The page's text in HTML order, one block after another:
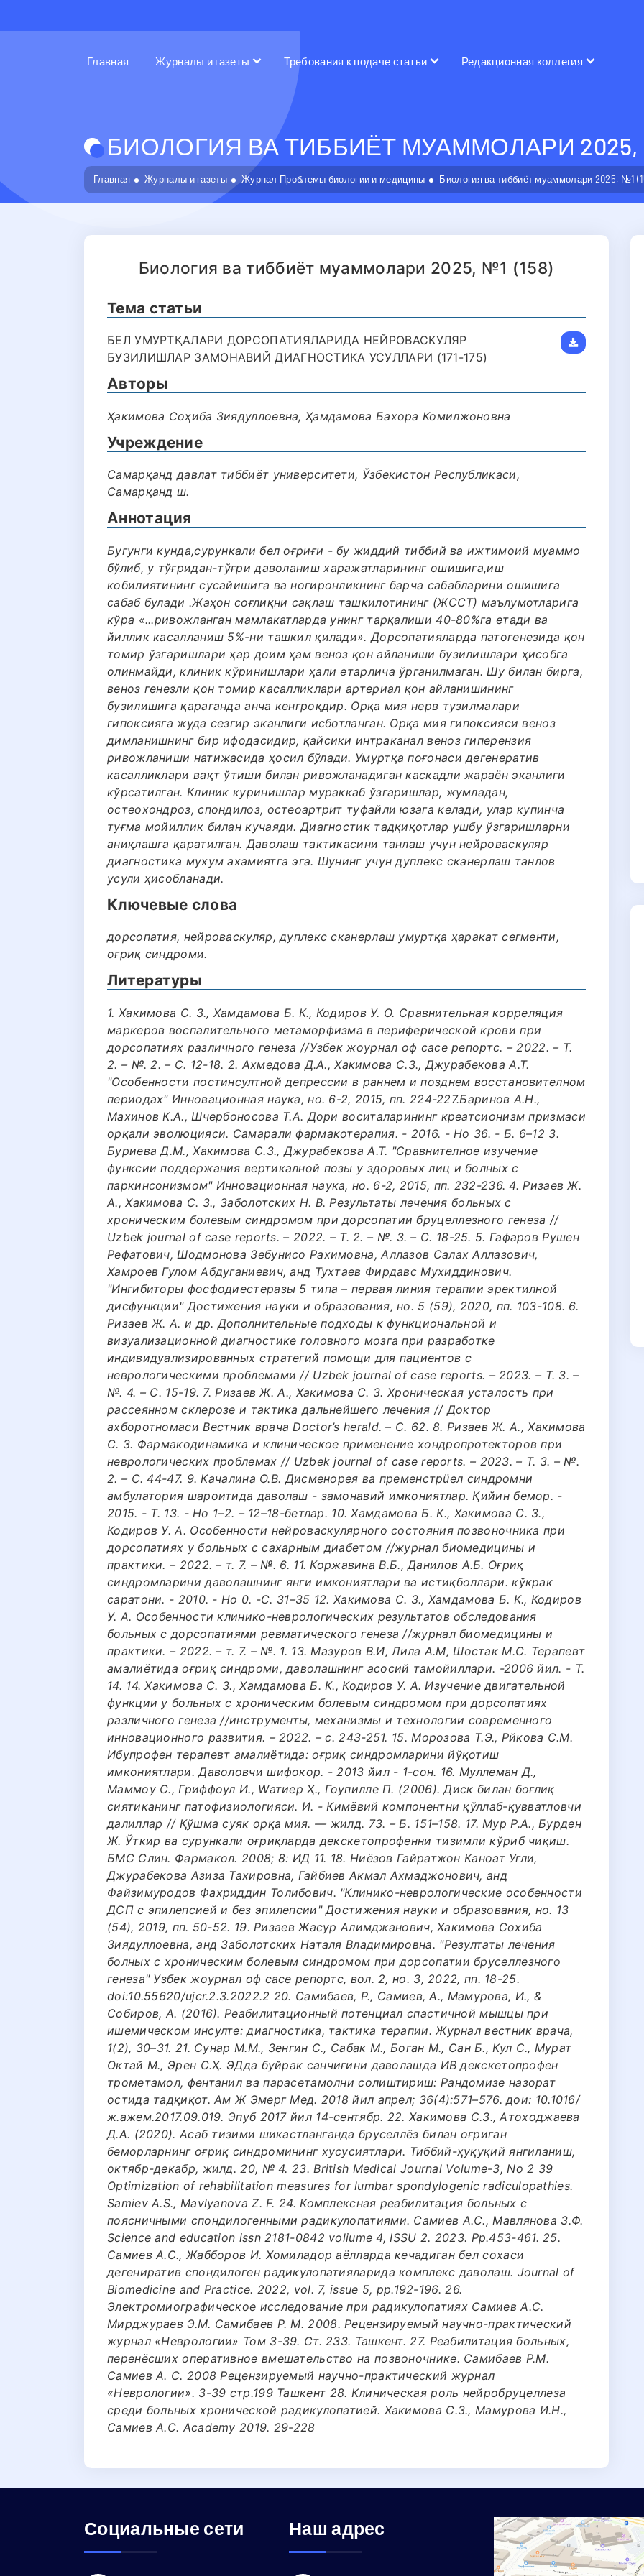
Главная Журналы и газеты Требования к подаче статьи Редакционная коллегия
БИОЛОГИЯ ВА ТИББИЁТ МУАММОЛАРИ 2025,
Главная Журналы и газеты Журнал Проблемы биологии и медицины Биология ва тиббиёт муаммолари 2025, №1
Биология ва тиббиёт муаммолари 2025, №1 (158)
Тема статьи
БЕЛ УМУРТҚАЛАРИ ДОРСОПАТИЯЛАРИДА НЕЙРОВАСКУЛЯР
БУЗИЛИШЛАР ЗАМОНАВИЙ ДИАГНОСТИКА УСУЛЛАРИ (171-175)
Авторы
Ҳакимова Соҳиба Зиядуллоевна, Ҳамдамова Бахора Комилжоновна
Учреждение
Самарқанд давлат тиббиёт университети, Ўзбекистон Республикаси,
Самарқанд ш.
Аннотация
Бугунги кунда,сурункали бел оғриғи - бу жиддий тиббий ва ижтимоий муаммо
бўлиб, у тўғридан-тўғри даволаниш харажатларининг ошишига,иш
кобилиятининг сусайишига ва ногиронликнинг барча сабабларини ошишига
сабаб булади .Жаҳон соғлиқни сақлаш ташкилотининг (ЖССТ) маълумотларига
кўра «...ривожланган мамлакатларда унинг тарқалиши 40-80%га етади ва
йиллик касалланиш 5%-ни ташкил қилади». Дорсопатияларда патогенезида қон
томир ўзгаришлари ҳар доим ҳам веноз қон айланиши бузилишлари ҳисобга
олинмайди, клиник кўринишлари ҳали етарлича ўрганилмаган. Шу билан бирга,
веноз генезли қон томир касалликлари артериал қон айланишининг
бузилишига қараганда анча кенгроқдир. Орқа мия нерв тузилмалари
гипоксияга жуда сезгир эканлиги исботланган. Орқа мия гипоксияси веноз
димланишнинг бир ифодасидир, қайсики интраканал веноз гиперензия
ривожланиши натижасида ҳосил бўлади. Умуртқа поғонаси дегенератив
касалликлари вақт ўтиши билан ривожланадиган каскадли жараён эканлиги
кўрсатилган. Клиник куринишлар мураккаб ўзгаришлар, жумладан,
остеохондроз, спондилоз, остеоартрит туфайли юзага келади, улар купинча
туғма мойиллик билан кучаяди. Диагностик тадқиқотлар ушбу ўзгаришларни
аниқлашга қаратилган. Даволаш тактикасини танлаш учун нейроваскуляр
диагностика мухум ахамиятга эга. Шунинг учун дуплекс сканерлаш танлов
усули ҳисобланади.
Ключевые слова
дорсопатия, нейроваскуляр, дуплекс сканерлаш умуртқа ҳаракат сегменти,
оғриқ синдроми.
Литературы
1. Хакимова С. З., Хамдамова Б. К., Кодиров У. О. Сравнительная корреляция
маркеров воспалительного метаморфизма в периферической крови при
дорсопатиях различного генеза //Узбек жоурнал оф cасе репортс. – 2022. – Т.
2. – №. 2. – С. 12-18. 2. Ахмедова Д.А., Хакимова С.З., Джурабекова А.Т.
"Особенности постинсултной депрессии в раннем и позднем восстановителном
периодах" Инновационная наука, но. 6-2, 2015, пп. 224-227.Баринов А.Н.,
Махинов К.А., Шчербоносова Т.А. Дори воситаларининг креатсионизм призмаси
орқали эволюцияси. Самарали фармакотерапия. - 2016. - Но 36. - Б. 6–12 3.
Буриева Д.М., Хакимова С.З., Джурабекова А.Т. "Сравнителное изучение
функсии поддержания вертикалной позы у здоровых лиц и болных с
паркинсонизмом" Инновационная наука, но. 6-2, 2015, пп. 232-236. 4. Ризаев Ж.
А., Хакимова С. З., Заболотских Н. В. Результаты лечения больных с
хроническим болевым синдромом при дорсопатии бруцеллезного генеза //
Uzbek journal of case reports. – 2022. – Т. 2. – №. 3. – С. 18-25. 5. Гафаров Рушен
Рефатович, Шодмонова Зебунисо Рахимовна, Аллазов Салах Аллазович,
Хамроев Гулом Абдуганиевич, анд Тухтаев Фирдавс Мухиддинович.
"Ингибиторы фосфодиестеразы 5 типа – первая линия терапии эректилной
дисфункции" Достижения науки и образования, но. 5 (59), 2020, пп. 103-108. 6.
Ризаев Ж. А. и др. Дополнительные подходы к функциональной и
визуализационной диагностике головного мозга при разработке
индивидуализированных стратегий помощи для пациентов с
неврологическими проблемами // Uzbek journal of case reports. – 2023. – Т. 3. –
№. 4. – С. 15-19. 7. Ризаев Ж. А., Хакимова С. З. Хроническая усталость при
рассеянном склерозе и тактика дальнейшего лечения // Доктор
ахборотномаси Вестник врача Doctor’s herald. – С. 62. 8. Ризаев Ж. А., Хакимова
С. З. Фармакодинамика и клиническое применение хондропротекторов при
неврологических проблемах // Uzbek journal of case reports. – 2023. – Т. 3. – №.
2. – С. 44-47. 9. Качалина О.В. Дисменорея ва пременстрüел синдромни
амбулатория шароитида даволаш - замонавий имкониятлар. Қийин бемор. -
2015. - Т. 13. - Но 1–2. – 12–18-бетлар. 10. Хамдамова Б. К., Хакимова С. З.,
Кодиров У. А. Особенности нейроваскулярного состояния позвоночника при
дорсопатиях у больных с сахарным диабетом //журнал биомедицины и
практики. – 2022. – т. 7. – №. 6. 11. Коржавина В.Б., Данилов А.Б. Оғриқ
синдромларини даволашнинг янги имкониятлари ва истиқболлари. кўкрак
саратони. - 2010. - Но 0. -С. 31–35 12. Хакимова С. З., Хамдамова Б. К., Кодиров
У. А. Особенности клинико-неврологических результатов обследования
больных с дорсопатиями ревматического генеза //журнал биомедицины и
практики. – 2022. – т. 7. – №. 1. 13. Мазуров В.И, Лила А.М, Шостак М.С. Терапевт
амалиётида оғриқ синдроми, даволашнинг асосий тамойиллари. -2006 йил. - Т.
14. 14. Хакимова С. З., Хамдамова Б. К., Кодиров У. А. Изучение двигательной
функции у больных с хроническим болевым синдромом при дорсопатиях
различного генеза //инструменты, механизмы и технологии современного
инновационного развития. – 2022. – с. 243-251. 15. Морозова Т.Э., Рйкова С.М.
Ибупрофен терапевт амалиётида: оғриқ синдромларини йўқотиш
имкониятлари. Даволовчи шифокор. - 2013 йил - 1-сон. 16. Муллеман Д.,
Маммоу С., Гриффоул И., Wатиер Ҳ., Гоупилле П. (2006). Диск билан боғлиқ
сиятиканинг патофизиологияси. И. - Кимёвий компонентни қўллаб-қувватловчи
далиллар // Қўшма суяк орқа мия. –– жилд. 73. – Б. 151–158. 17. Мур Р.А., Бурден
Ж. Ўткир ва сурункали оғриқларда декскетопрофенни тизимли кўриб чиқиш.
БМC Cлин. Фармакол. 2008; 8: ИД 11. 18. Ниёзов Гайратжон Каноат Угли,
Джурабекова Азиза Тахировна, Гайбиев Акмал Ахмаджонович, анд
Файзимуродов Фахриддин Толибович. "Клинико-неврологические особенности
ДСП с эпилепсией и без эпилепсии" Достижения науки и образования, но. 13
(54), 2019, пп. 50-52. 19. Ризаев Жасур Алимджанович, Хакимова Сохиба
Зиядуллоевна, анд Заболотских Наталя Владимировна. "Резултаты лечения
болных с хроническим болевым синдромом при дорсопатии бруселлезного
генеза" Узбек жоурнал оф cасе репортс, вол. 2, но. 3, 2022, пп. 18-25.
doi:10.55620/ujcr.2.3.2022.2 20. Самибаев, Р., Самиев, А., Мамурова, И., &
Собиров, А. (2016). Реабилитационный потенциал спастичной мышцы при
ишемическом инсулте: диагностика, тактика терапии. Журнал вестник врача,
1(2), 30–31. 21. Сунар М.М., Зенгин С., Сабак М., Боган М., Cан Б., Кул С., Мурат
Октай М., Эрен С.Ҳ. ЭДда буйрак санчиғини даволашда ИВ декскетопрофен
трометамол, фентанил ва парасетамолни солиштириш: Рандомизе назорат
остида тадқиқот. Ам Ж Эмерг Мед. 2018 йил апрел; 36(4):571–576. дои: 10.1016/
ж.ажем.2017.09.019. Эпуб 2017 йил 14-сентябр. 22. Хакимова С.З., Атоходжаева
Д.А. (2020). Асаб тизими шикастланганда бруселлёз билан оғриган
беморларнинг оғриқ синдромининг хусусиятлари. Тиббий-ҳуқуқий янгиланиш,
октябр-декабр, жилд. 20, № 4. 23. British Medical Journal Volume-3, No 2 39
Optimization of rehabilitation measures for lumbar spondylogenic radiculopathies.
Samiev A.S., Mavlyanova Z. F. 24. Комплексная реабилитация больных с
поясничными спондилогенными радикулопатиями. Самиев А.С., Мавлянова З.Ф.
Science and education issn 2181-0842 voliume 4, ISSU 2. 2023. Pp.453-461. 25.
Самиев А.С., Жабборов И. Хомиладор аёлларда кечадиган бел сохаси
дегениратив спондилоген радикулопатияларида комплекс даволаш. Journal of
Biomedicine and Practice. 2022, vol. 7, issue 5, pp.192-196. 26.
Электромиографическое исследование при радикулопатиях Самиев А.С.
Мирджураев Э.М. Самибаев Р. М. 2008. Рецензируемый научно-практический
журнал «Неврологии» Том 3-39. Ст. 233. Ташкент. 27. Реабилитация больных,
перенёсших оперативное вмешательство на позвоночнике. Самибаев Р.М.
Самиев А. С. 2008 Рецензируемый научно-практический журнал
«Неврологии». 3-39 стр.199 Ташкент 28. Клиническая роль нейробруцеллеза
среди больных хронической радикулопатией. Хакимова С.З., Мамурова И.Н.,
Самиев А.С. Academy 2019. 29-228
Социальные сети Наш адрес